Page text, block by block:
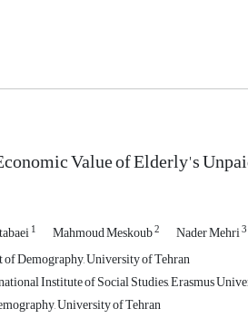
Value of Elderly's
1 Mahmoud Meskoub2 Nader Mehri3
of Demography, University of Tehran
Institute of Social Studies, Erasmus
University of Tehran